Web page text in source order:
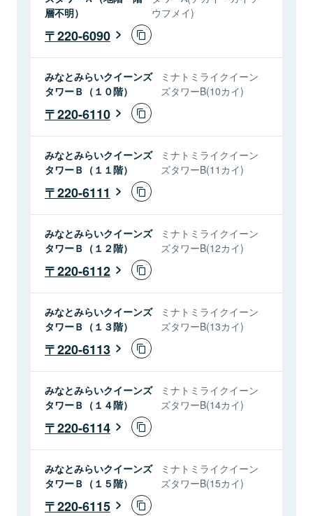
層不明）
ウフメイ)
220-6090
みなとみらいクイーンズ
タワーＢ（１０階）
ミナトミライクイーン
ズタワーB(10カイ)
220-6110
みなとみらいクイーンズ
タワーＢ（１１階）
ミナトミライクイーン
ズタワーB(11カイ)
220-6111
みなとみらいクイーンズ
タワーＢ（１２階）
ミナトミライクイーン
ズタワーB(12カイ)
220-6112
みなとみらいクイーンズ
タワーＢ（１３階）
ミナトミライクイーン
ズタワーB(13カイ)
220-6113
みなとみらいクイーンズ
タワーＢ（１４階）
ミナトミライクイーン
ズタワーB(14カイ)
220-6114
みなとみらいクイーンズ
タワーＢ（１５階）
ミナトミライクイーン
ズタワーB(15カイ)
220-6115